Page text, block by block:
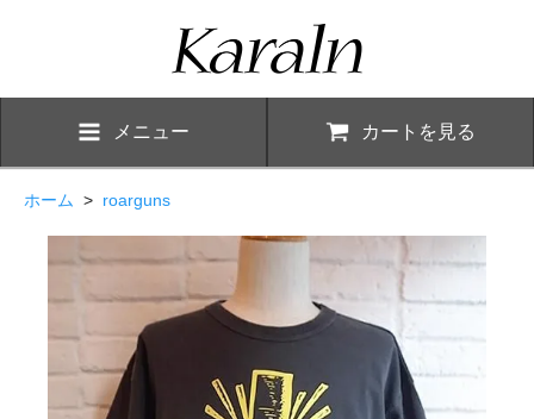
メニュー カートを見る
ホーム > roarguns